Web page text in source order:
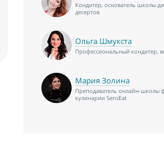
Кондитер, основатель школы
десертов
Ольга Шмукста
Профессиональный кондитер,
Мария Золина
Преподаватель онлайн-школы
кулинарии SensEat